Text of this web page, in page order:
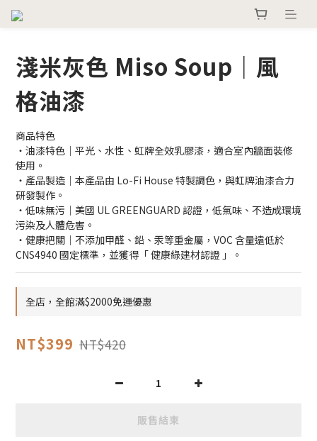
淺米灰色 Miso Soup｜風
格油漆
商品特色
・油漆特色｜平光、水性、虹牌全效乳膠漆，適合室內牆面裝修
使用。
・產品製造｜本產品由 Lo-Fi House 特製調色，與虹牌油漆合力
研發製作。
・低味無污｜美國 UL GREENGUARD 認證，低氣味、不造成環境
污染及人體危害。
・健康把關｜不添加甲醛、鉛、汞等重金屬，VOC 含量遠低於
CNS4940 國定標準，並獲得「 健康綠建材認證 」。
全店，全館滿$2000免運優惠
NT$399 NT$420
販售結束